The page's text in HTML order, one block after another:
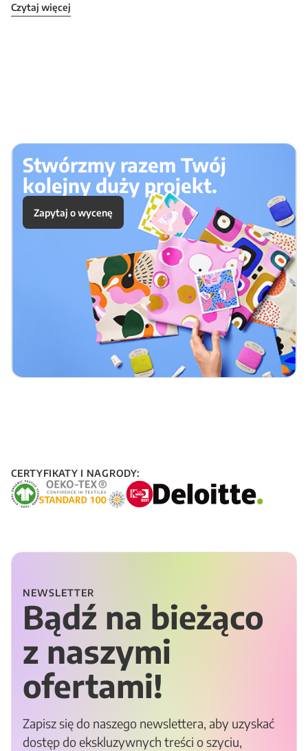
Czytaj więcej
Stwórzmy razem Twój
kolejny duży projekt.
Zapytaj o wycenę
CERTYFIKATY I NAGRODY:
NEWSLETTER
Bądź na bieżąco
z naszymi
ofertami!
Zapisz się do naszego newslettera, aby uzyskać
dostęp do ekskluzywnych treści o szyciu,